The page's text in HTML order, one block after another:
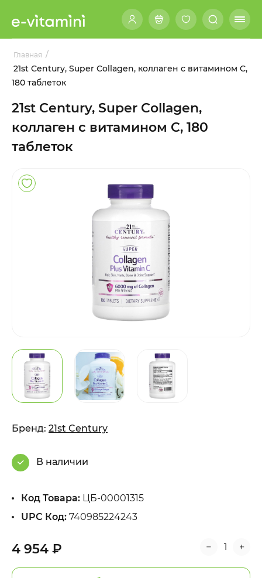
Главная /
21st Century, Super Collagen, коллаген с витамином C,
180 таблеток
21st Century, Super Collagen,
коллаген с витамином C, 180
таблеток
4 954 ₽
Бренд: 21st Century
В наличии
Код Товара: ЦБ-00001315
UPC Код: 740985224243